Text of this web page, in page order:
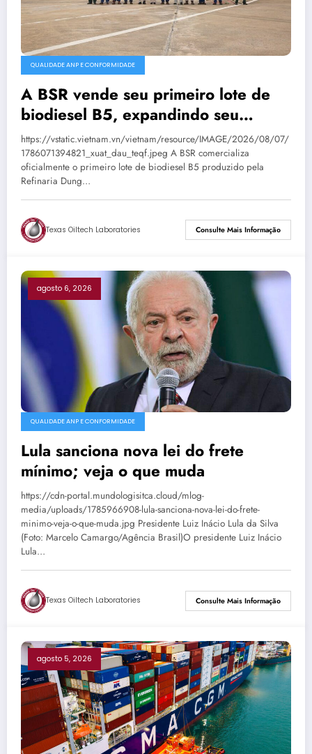
QUALIDADE ANP E CONFORMIDADE
A BSR vende seu primeiro lote de
biodiesel B5, expandindo seu
mercado de combustíveis ecológicos.
https://vstatic.vietnam.vn/vietnam/resource/IMAGE/2026/08/07/
1786071394821_xuat_dau_teqf.jpeg A BSR comercializa
oficialmente o primeiro lote de biodiesel B5 produzido pela
Refinaria Dung…
Texas Oiltech Laboratories Consulte Mais Informação
agosto 6, 2026
QUALIDADE ANP E CONFORMIDADE
Lula sanciona nova lei do frete
mínimo; veja o que muda
https://cdn-portal.mundologisitca.cloud/mlog-
media/uploads/1785966908-lula-sanciona-nova-lei-do-frete-
minimo-veja-o-que-muda.jpg Presidente Luiz Inácio Lula da Silva
(Foto: Marcelo Camargo/Agência Brasil)O presidente Luiz Inácio
Lula…
Texas Oiltech Laboratories Consulte Mais Informação
agosto 5, 2026